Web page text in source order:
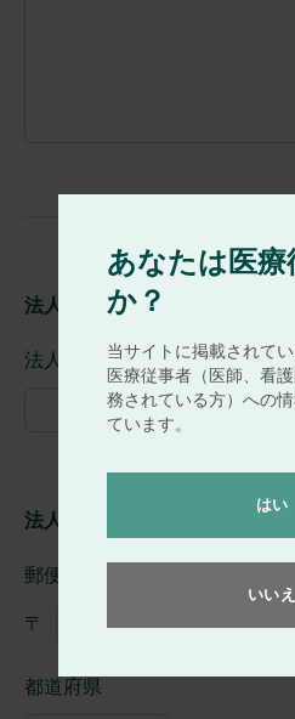
法人名をご入力ください。
法人名 ※必須
法人様の住所をご入力ください
郵便番号（半角ハイフンなし）
〒
都道府県
あなたは医療
か？
当サイトに掲載されてい
医療従事者（医師、看
務されている方）への
ています。
はい
いいえ